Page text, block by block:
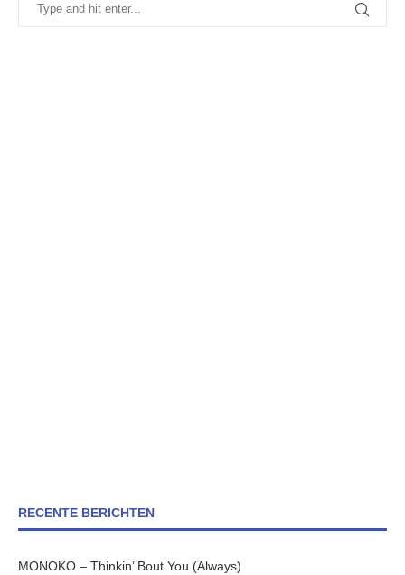
RECENTE BERICHTEN
MONOKO – Thinkin’ Bout You (Always)